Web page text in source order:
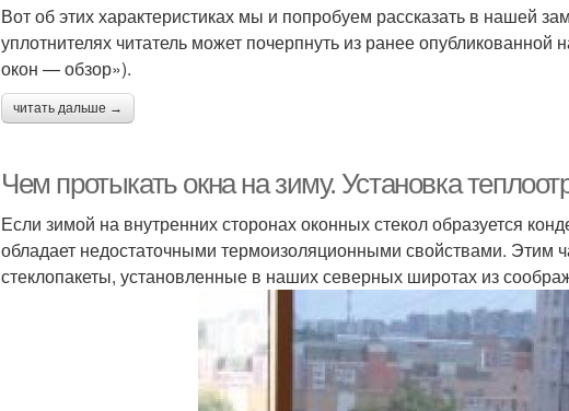
Вот об этих характеристиках мы и попробуем рассказать в нашей
уплотнителях читатель может почерпнуть из ранее
окон — обзор»).
читать дальше →
Чем протыкать окна на зиму. Установка
Если зимой на внутренних сторонах оконных стекол образуется
обладает недостаточными термоизоляционными свойствами. Этим
стеклопакеты, установленные в наших северных широтах из